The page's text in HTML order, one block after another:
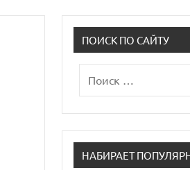
ПОИСК ПО САЙТУ
для:
НАБИРАЕТ